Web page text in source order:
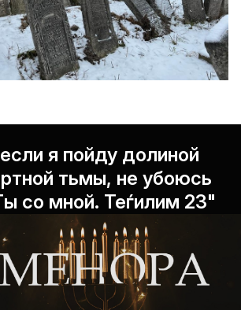
я пойду долиной
тьмы, не убоюсь
со мной. Теѓилим 23"